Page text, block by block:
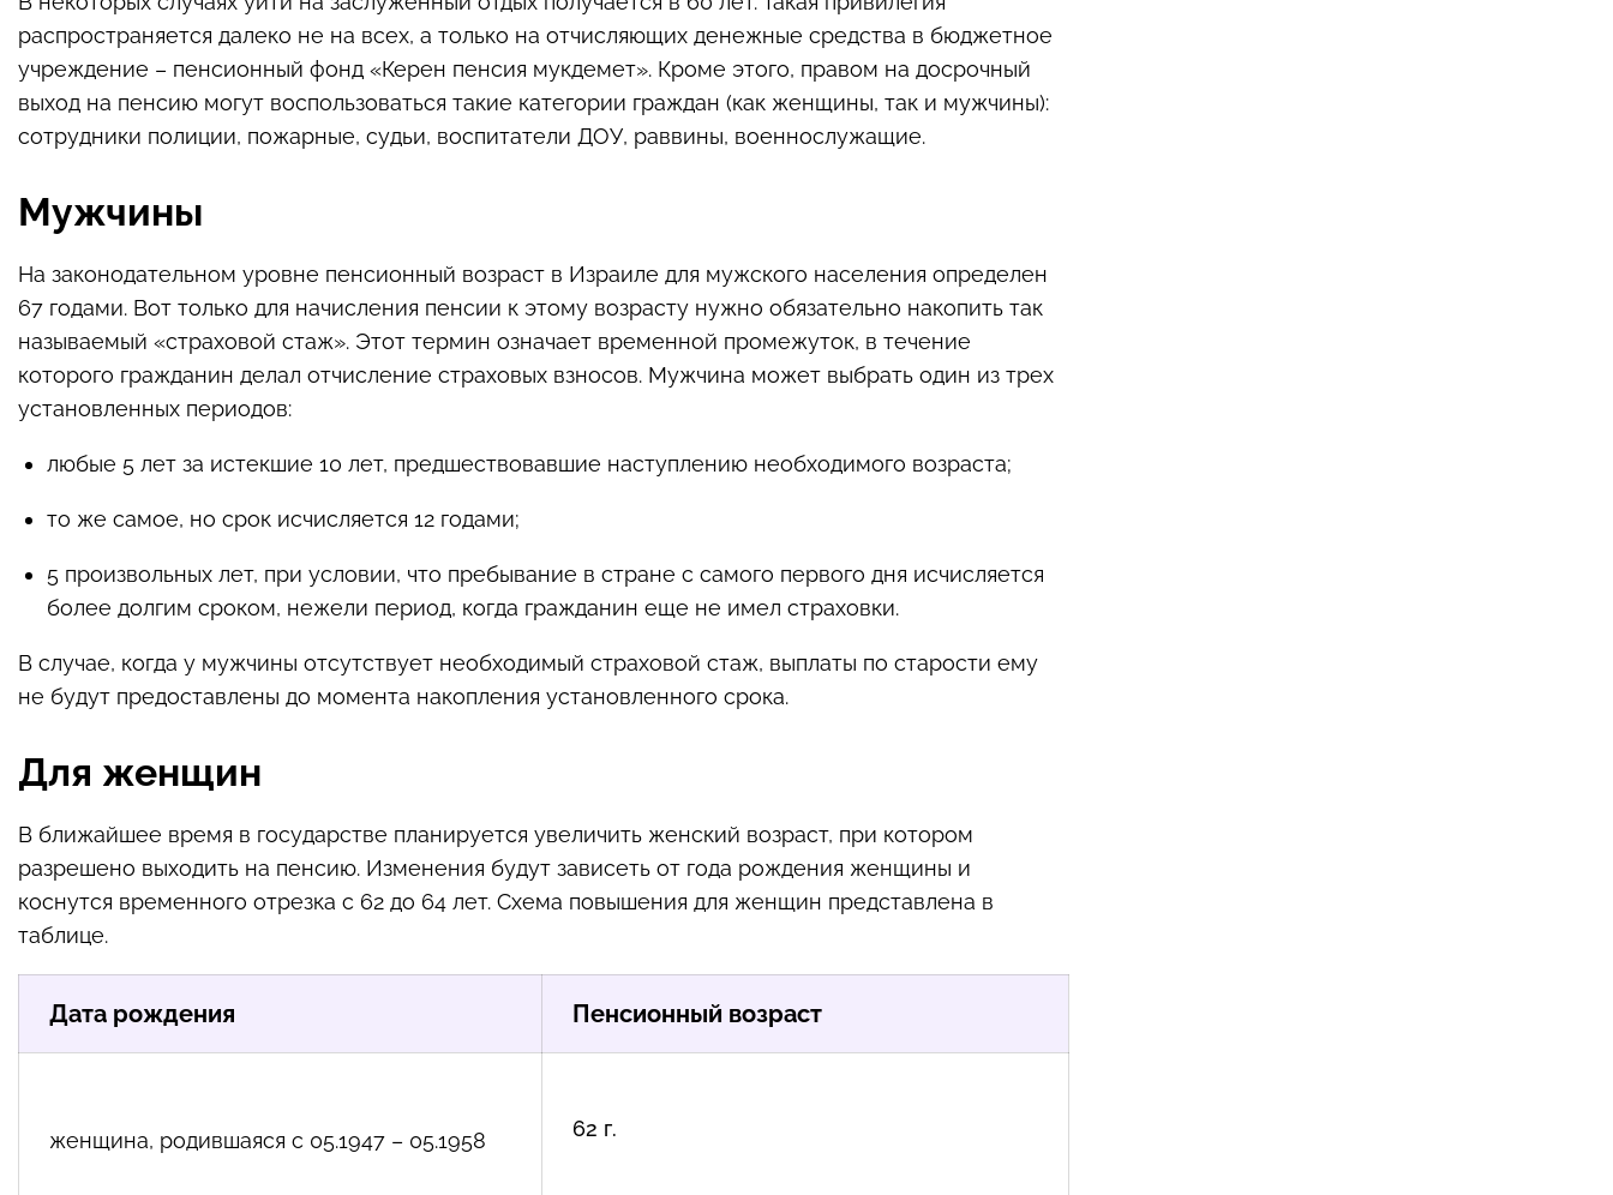
распространяется далеко не на всех, а только на отчисляющих денежные средства в бюджетное
учреждение – пенсионный фонд «Керен пенсия мукдемет». Кроме этого, правом на досрочный
выход на пенсию могут воспользоваться такие категории граждан (как женщины, так и мужчины):
сотрудники полиции, пожарные, судьи, воспитатели ДОУ, раввины, военнослужащие.
Мужчины
На законодательном уровне пенсионный возраст в Израиле для мужского населения определен
67 годами. Вот только для начисления пенсии к этому возрасту нужно обязательно накопить так
называемый «страховой стаж». Этот термин означает временной промежуток, в течение
которого гражданин делал отчисление страховых взносов. Мужчина может выбрать один из трех
установленных периодов:
любые 5 лет за истекшие 10 лет, предшествовавшие наступлению необходимого возраста;
то же самое, но срок исчисляется 12 годами;
5 произвольных лет, при условии, что пребывание в стране с самого первого дня исчисляется
более долгим сроком, нежели период, когда гражданин еще не имел страховки.
В случае, когда у мужчины отсутствует необходимый страховой стаж, выплаты по старости ему
не будут предоставлены до момента накопления установленного срока.
Для женщин
В ближайшее время в государстве планируется увеличить женский возраст, при котором
разрешено выходить на пенсию. Изменения будут зависеть от года рождения женщины и
коснутся временного отрезка с 62 до 64 лет. Схема повышения для женщин представлена в
таблице.
Дата рождения Пенсионный возраст
женщина, родившаяся с 05.1947 – 05.1958 62 г.